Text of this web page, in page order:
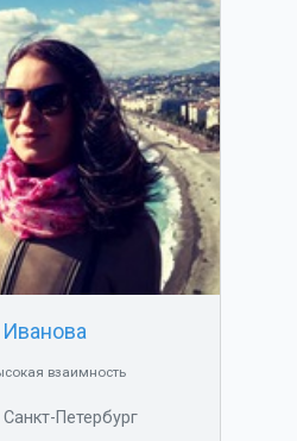
взаимность
Петербург